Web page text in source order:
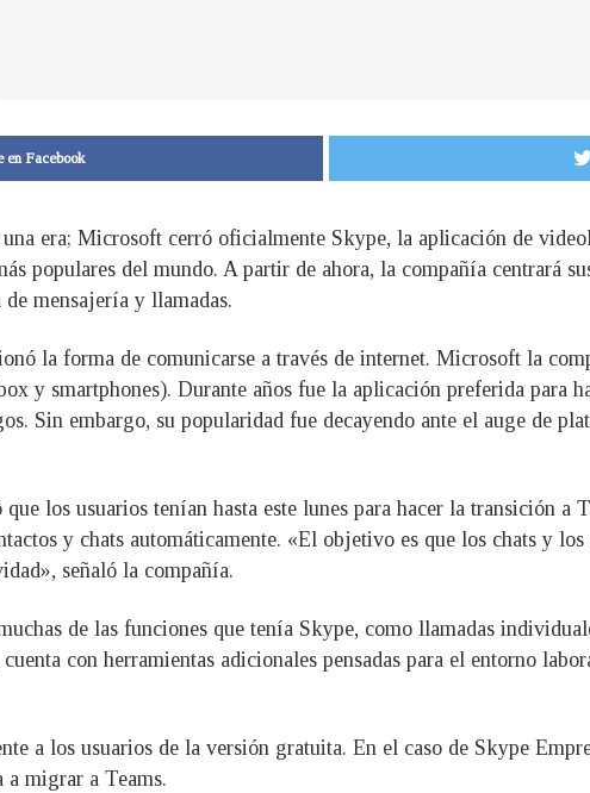
en Facebook
era; Microsoft cerró oficialmente Skype, la aplicación de
populares del mundo. A partir de ahora, la compañía centrará
mensajería y llamadas.
la forma de comunicarse a través de internet. Microsoft la
y smartphones). Durante años fue la aplicación preferida para
Sin embargo, su popularidad fue decayendo ante el auge de
los usuarios tenían hasta este lunes para hacer la transición a
y chats automáticamente. «El objetivo es que los chats y los
señaló la compañía.
de las funciones que tenía Skype, como llamadas
con herramientas adicionales pensadas para el entorno
a los usuarios de la versión gratuita. En el caso de Skype
a migrar a Teams.